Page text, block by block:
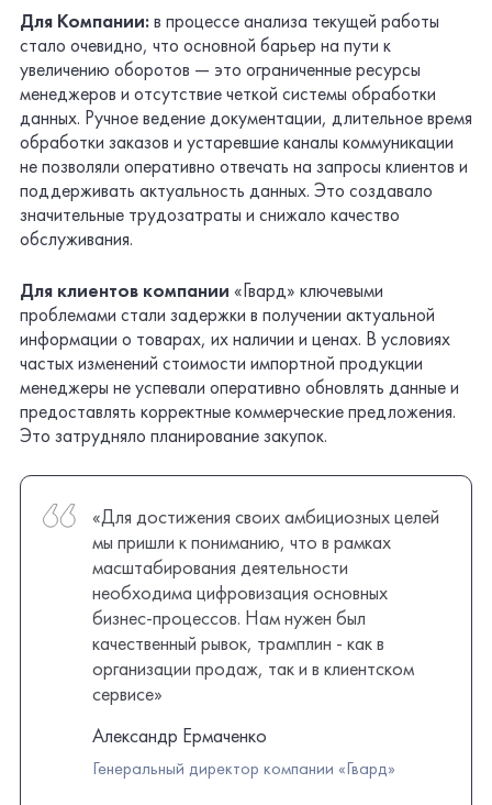
Для Компании:в процессе анализа текущей работы
стало очевидно, что основной барьер на пути к
увеличению оборотов — это ограниченные ресурсы
менеджеров и отсутствие четкой системы обработки
данных. Ручное ведение документации, длительное время
обработки заказов и устаревшие каналы коммуникации
не позволяли оперативно отвечать на запросы клиентов и
поддерживать актуальность данных. Это создавало
значительные трудозатраты и снижало качество
обслуживания.
Для клиентов компании «Гвард» ключевыми
проблемами стали задержки в получении актуальной
информации о товарах, их наличии и ценах. В условиях
частых изменений стоимости импортной продукции
менеджеры не успевали оперативно обновлять данные и
предоставлять корректные коммерческие предложения.
Это затрудняло планирование закупок.
«Для достижения своих амбициозных целей
мы пришли к пониманию, что в рамках
масштабирования деятельности
необходима цифровизация основных
бизнес-процессов. Нам нужен был
качественный рывок, трамплин - как в
организации продаж, так и в клиентском
сервисе»
Александр Ермаченко
Генеральный директор компании «Гвард»